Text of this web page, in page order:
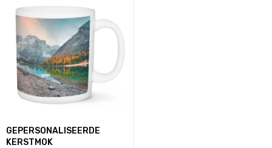
GEPERSONALISEERDE
KERSTMOK